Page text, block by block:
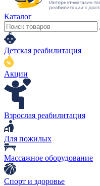
Каталог
Детская реабилитация
Акции
Взрослая реабилитация
Для пожилых
Массажное оборудование
Спорт и здоровье